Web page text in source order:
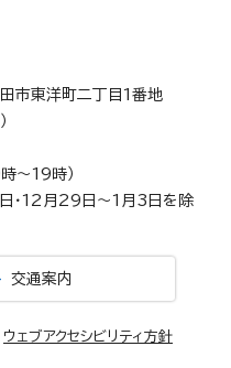
東洋町二丁目1番地
～19時）
・12月29日～1月3日を除
交通案内
ウェブアクセシビリティ方針